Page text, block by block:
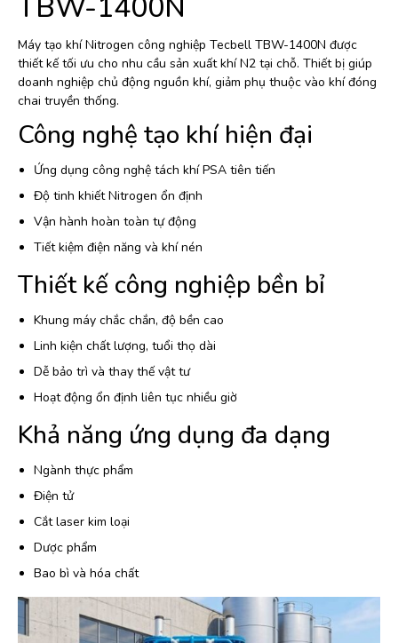
Máy tạo khí Nitrogen công nghiệp Tecbell TBW-1400N được
thiết kế tối ưu cho nhu cầu sản xuất khí N2 tại chỗ. Thiết bị giúp
doanh nghiệp chủ động nguồn khí, giảm phụ thuộc vào khí đóng
chai truyền thống.
Công nghệ tạo khí hiện đại
Ứng dụng công nghệ tách khí PSA tiên tiến
Độ tinh khiết Nitrogen ổn định
Vận hành hoàn toàn tự động
Tiết kiệm điện năng và khí nén
Thiết kế công nghiệp bền bỉ
Khung máy chắc chắn, độ bền cao
Linh kiện chất lượng, tuổi thọ dài
Dễ bảo trì và thay thế vật tư
Hoạt động ổn định liên tục nhiều giờ
Khả năng ứng dụng đa dạng
Ngành thực phẩm
Điện tử
Cắt laser kim loại
Dược phẩm
Bao bì và hóa chất